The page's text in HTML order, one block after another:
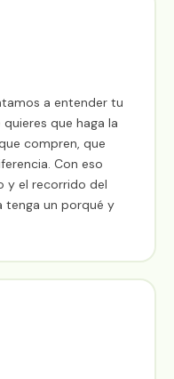
a entender tu
que haga la
compren, que
Con eso
y el recorrido del
tenga un porqué y